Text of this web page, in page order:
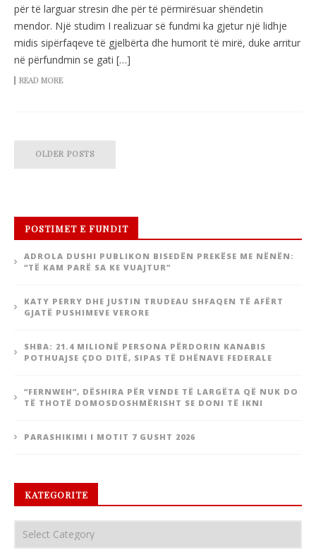
për të larguar stresin dhe për të përmirësuar shëndetin
mendor. Një studim I realizuar së fundmi ka gjetur një lidhje
midis sipërfaqeve të gjelbërta dhe humorit të mirë, duke arritur
në përfundmin se gati […]
READ MORE
OLDER POSTS
POSTIMET E FUNDIT
ADROLA DUSHI PUBLIKON BISEDËN PREKËSE ME NËNËN:
“TË KAM PARË SA KE VUAJTUR”
KATY PERRY DHE JUSTIN TRUDEAU SHFAQEN TË AFËRT
GJATË PUSHIMEVE VERORE
SHBA: 21.4 MILIONË PERSONA PËRDORIN KANABIS
POTHUAJSE ÇDO DITË, SIPAS TË DHËNAVE FEDERALE
“FERNWEH”, DËSHIRA PËR VENDE TË LARGËTA QË NUK DO
TË THOTË DOMOSDOSHMËRISHT SE DONI TË IKNI
PARASHIKIMI I MOTIT 7 GUSHT 2026
KATEGORITE